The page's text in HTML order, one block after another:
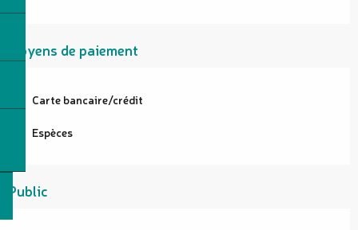
Moyens de paiement
Carte bancaire/crédit
Espèces
Public